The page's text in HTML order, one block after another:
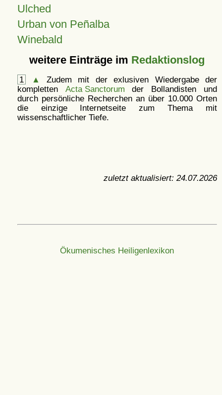
Ulched
Urban von Peñalba
Winebald
weitere Einträge im Redaktionslog
1 ▲
Zudem mit der exlusiven Wiedergabe der
kompletten Acta Sanctorum der Bollandisten und
durch persönliche Recherchen an über 10.000 Orten
die einzige Internetseite zum Thema mit
wissenschaftlicher Tiefe.
zuletzt aktualisiert: 24.07.2026
Ökumenisches Heiligenlexikon